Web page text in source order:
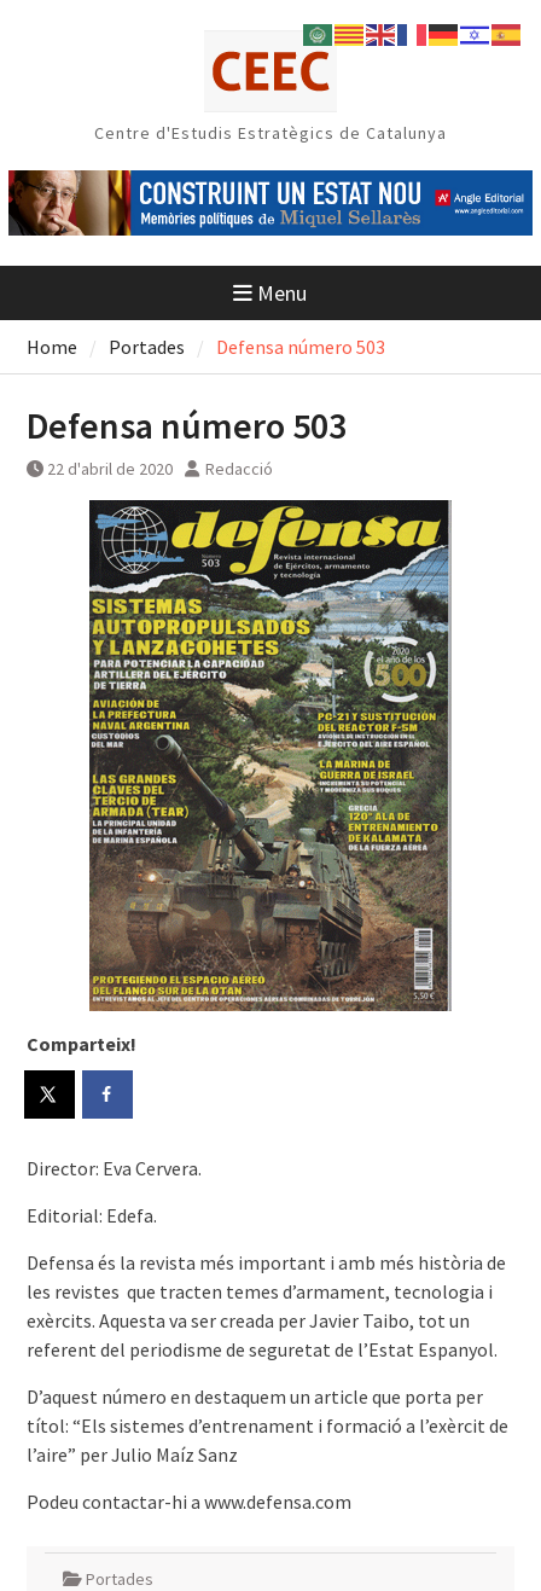
Centre d'Estudis Estratègics de Catalunya
Menu
Home Portades Defensa número 503
Defensa número 503
22 d'abril de 2020 Redacció
Comparteix!
Director: Eva Cervera.
Editorial: Edefa.
Defensa és la revista més important i amb més història de
les revistes que tracten temes d’armament, tecnologia i
exèrcits. Aquesta va ser creada per Javier Taibo, tot un
referent del periodisme de seguretat de l’Estat Espanyol.
D’aquest número en destaquem un article que porta per
títol: “Els sistemes d’entrenament i formació a l’exèrcit de
l’aire” per Julio Maíz Sanz
Podeu contactar-hi a www.defensa.com
Portades